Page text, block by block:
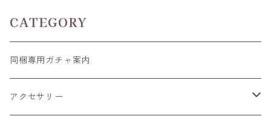
CATEGORY
同梱専用ガチャ案内
アクセサリー